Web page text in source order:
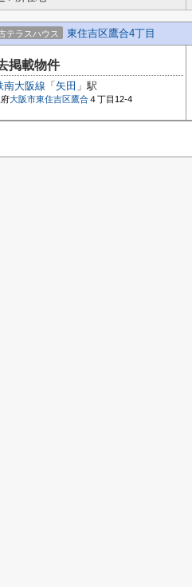
テラスハウス 東住吉区鷹合4丁目
掲載物件
南大阪線 「 矢田 」駅
大阪市東住吉区 鷹合４丁目12-4